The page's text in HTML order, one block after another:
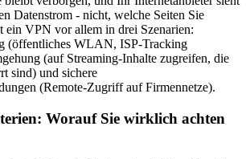
Datenstrom - nicht, welche Seiten Sie
ein VPN vor allem in drei Szenarien:
(öffentliches WLAN, ISP-Tracking
(auf Streaming-Inhalte zugreifen, die
sind) und sichere
(Remote-Zugriff auf Firmennetze).
Worauf Sie wirklich achten